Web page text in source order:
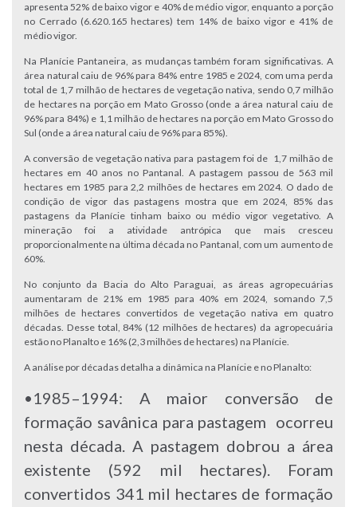
apresenta 52% de baixo vigor e 40% de médio vigor, enquanto a porção
no Cerrado (6.620.165 hectares) tem 14% de baixo vigor e 41% de
médio vigor.
Na Planície Pantaneira, as mudanças também foram significativas. A
área natural caiu de 96% para 84% entre 1985 e 2024, com uma perda
total de 1,7 milhão de hectares de vegetação nativa, sendo 0,7 milhão
de hectares na porção em Mato Grosso (onde a área natural caiu de
96% para 84%) e 1,1 milhão de hectares na porção em Mato Grosso do
Sul (onde a área natural caiu de 96% para 85%).
A conversão de vegetação nativa para pastagem foi de 1,7 milhão de
hectares em 40 anos no Pantanal. A pastagem passou de 563 mil
hectares em 1985 para 2,2 milhões de hectares em 2024. O dado de
condição de vigor das pastagens mostra que em 2024, 85% das
pastagens da Planície tinham baixo ou médio vigor vegetativo. A
mineração foi a atividade antrópica que mais cresceu
proporcionalmente na última década no Pantanal, com um aumento de
60%.
No conjunto da Bacia do Alto Paraguai, as áreas agropecuárias
aumentaram de 21% em 1985 para 40% em 2024, somando 7,5
milhões de hectares convertidos de vegetação nativa em quatro
décadas. Desse total, 84% (12 milhões de hectares) da agropecuária
estão no Planalto e 16% (2,3 milhões de hectares) na Planície.
A análise por décadas detalha a dinâmica na Planície e no Planalto:
•1985–1994: A maior conversão de
formação savânica para pastagem ocorreu
nesta década. A pastagem dobrou a área
existente (592 mil hectares). Foram
convertidos 341 mil hectares de formação